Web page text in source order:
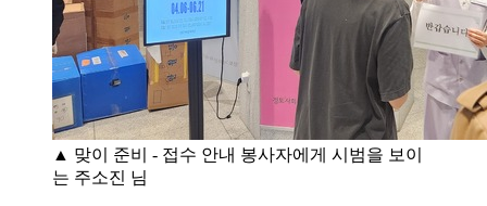
▲ 맞이 준비 - 접수 안내 봉사자에게 시범을 보이
는 주소진 님